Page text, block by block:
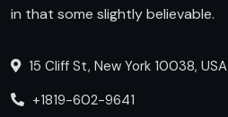
in that some slightly believable.
15 Cliff St, New York 10038, USA
+1819-602-9641